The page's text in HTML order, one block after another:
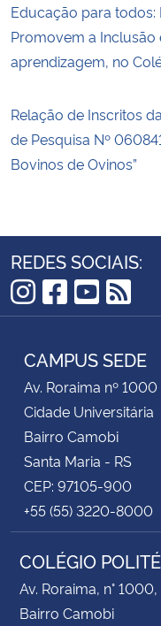
Educação para
Promovem a Inclusão
aprendizagem, no
Relação de Inscritos
de Pesquisa Nº
Bovinos de Ovinos”
REDES SOCIAIS:
Instagram
RSS
CAMPUS SEDE
Av. Roraima nº 1000
Cidade Universitária
Bairro Camobi
Santa Maria - RS
CEP: 97105-900
+55 (55) 3220-8000
COLÉGIO
Av. Roraima, n°
Bairro Camobi